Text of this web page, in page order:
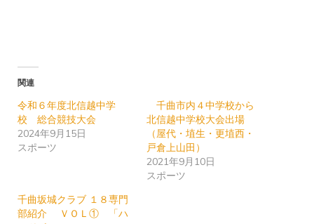
関連
令和６年度北信越中学
校 総合競技大会
2024年9月15日
スポーツ
千曲市内４中学校から
北信越中学校大会出場
（屋代・埴生・更埴西・
戸倉上山田）
2021年9月10日
スポーツ
千曲坂城クラブ １８専門
部紹介 ＶＯＬ① 「ハ